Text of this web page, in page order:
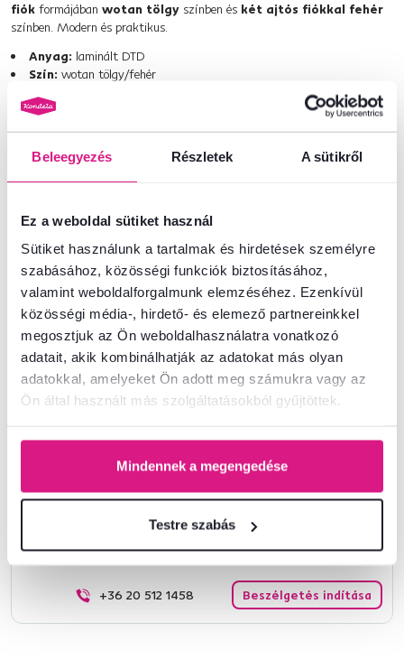
Beleegyezés Részletek A sütikről
Ez a weboldal sütiket használ
Sütiket használunk a tartalmak és hirdetések személyre
szabásához, közösségi funkciók biztosításához,
valamint weboldalforgalmunk elemzéséhez. Ezenkívül
közösségi média-, hirdető- és elemező partnereinkkel
megosztjuk az Ön weboldalhasználatra vonatkozó
adatait, akik kombinálhatják az adatokat más olyan
adatokkal, amelyeket Ön adott meg számukra vagy az
Ön által használt más szolgáltatásokból gyűjtöttek.
Mindennek a megengedése
Testre szabás
fiók formájában wotan tölgy színben és két ajtós fiókkal fehér
színben. Modern és praktikus.
Anyag: laminált DTD
Szín: wotan tölgy/fehér
Fiók
2 fiók
Minőségi szlovák termék
Bontásban szállítva
Termékszám : 0000262792
Alapparaméterek
Méretek és specifikációk
Csomagolási információk
Nem találta meg a szükséges információkat?
Vegye fel velünk a kapcsolatot, és örömmel adunk tanácsot
+36 20 512 1458 Beszélgetés indítása